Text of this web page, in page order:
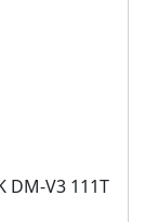
DM-V3 111T